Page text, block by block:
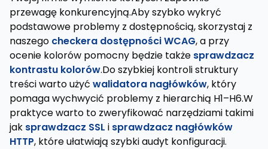
przewagę konkurencyjną.Aby szybko wykryć
podstawowe problemy z dostępnością, skorzystaj z
naszego checkera dostępności WCAG, a przy
ocenie kolorów pomocny będzie także sprawdzacz
kontrastu kolorów.Do szybkiej kontroli struktury
treści warto użyć walidatora nagłówków, który
pomaga wychwycić problemy z hierarchią H1–H6.W
praktyce warto to zweryfikować narzędziami takimi
jak sprawdzacz SSL i sprawdzacz nagłówków
HTTP, które ułatwiają szybki audyt konfiguracji.